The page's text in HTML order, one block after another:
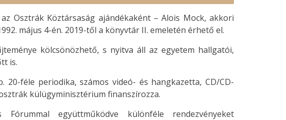
Osztrák Köztársaság ajándékaként – Alois Mock, akkori
május 4-én. 2019-től a könyvtár II. emeletén érhető el.
kölcsönözhető, s nyitva áll az egyetem hallgatói,
is.
féle periodika, számos videó- és hangkazetta, CD/CD-
külügyminisztérium finanszírozza.
együttműködve különféle rendezvényeket